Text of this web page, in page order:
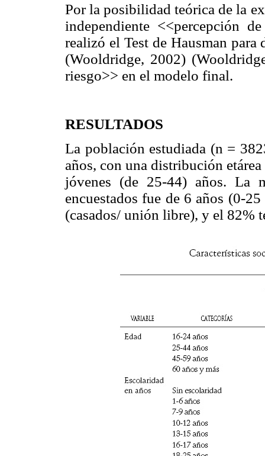
Por la posibilidad teórica de la
independiente <<percepción
realizó el Test de Hausman
(Wooldridge, 2002)
riesgo>> en el modelo final.
RESULTADOS
La población estudiada (n =
años, con una distribución
jóvenes (de 25-44) años. La
encuestados fue de 6 años (0-
(casados/ unión libre), y el 82%